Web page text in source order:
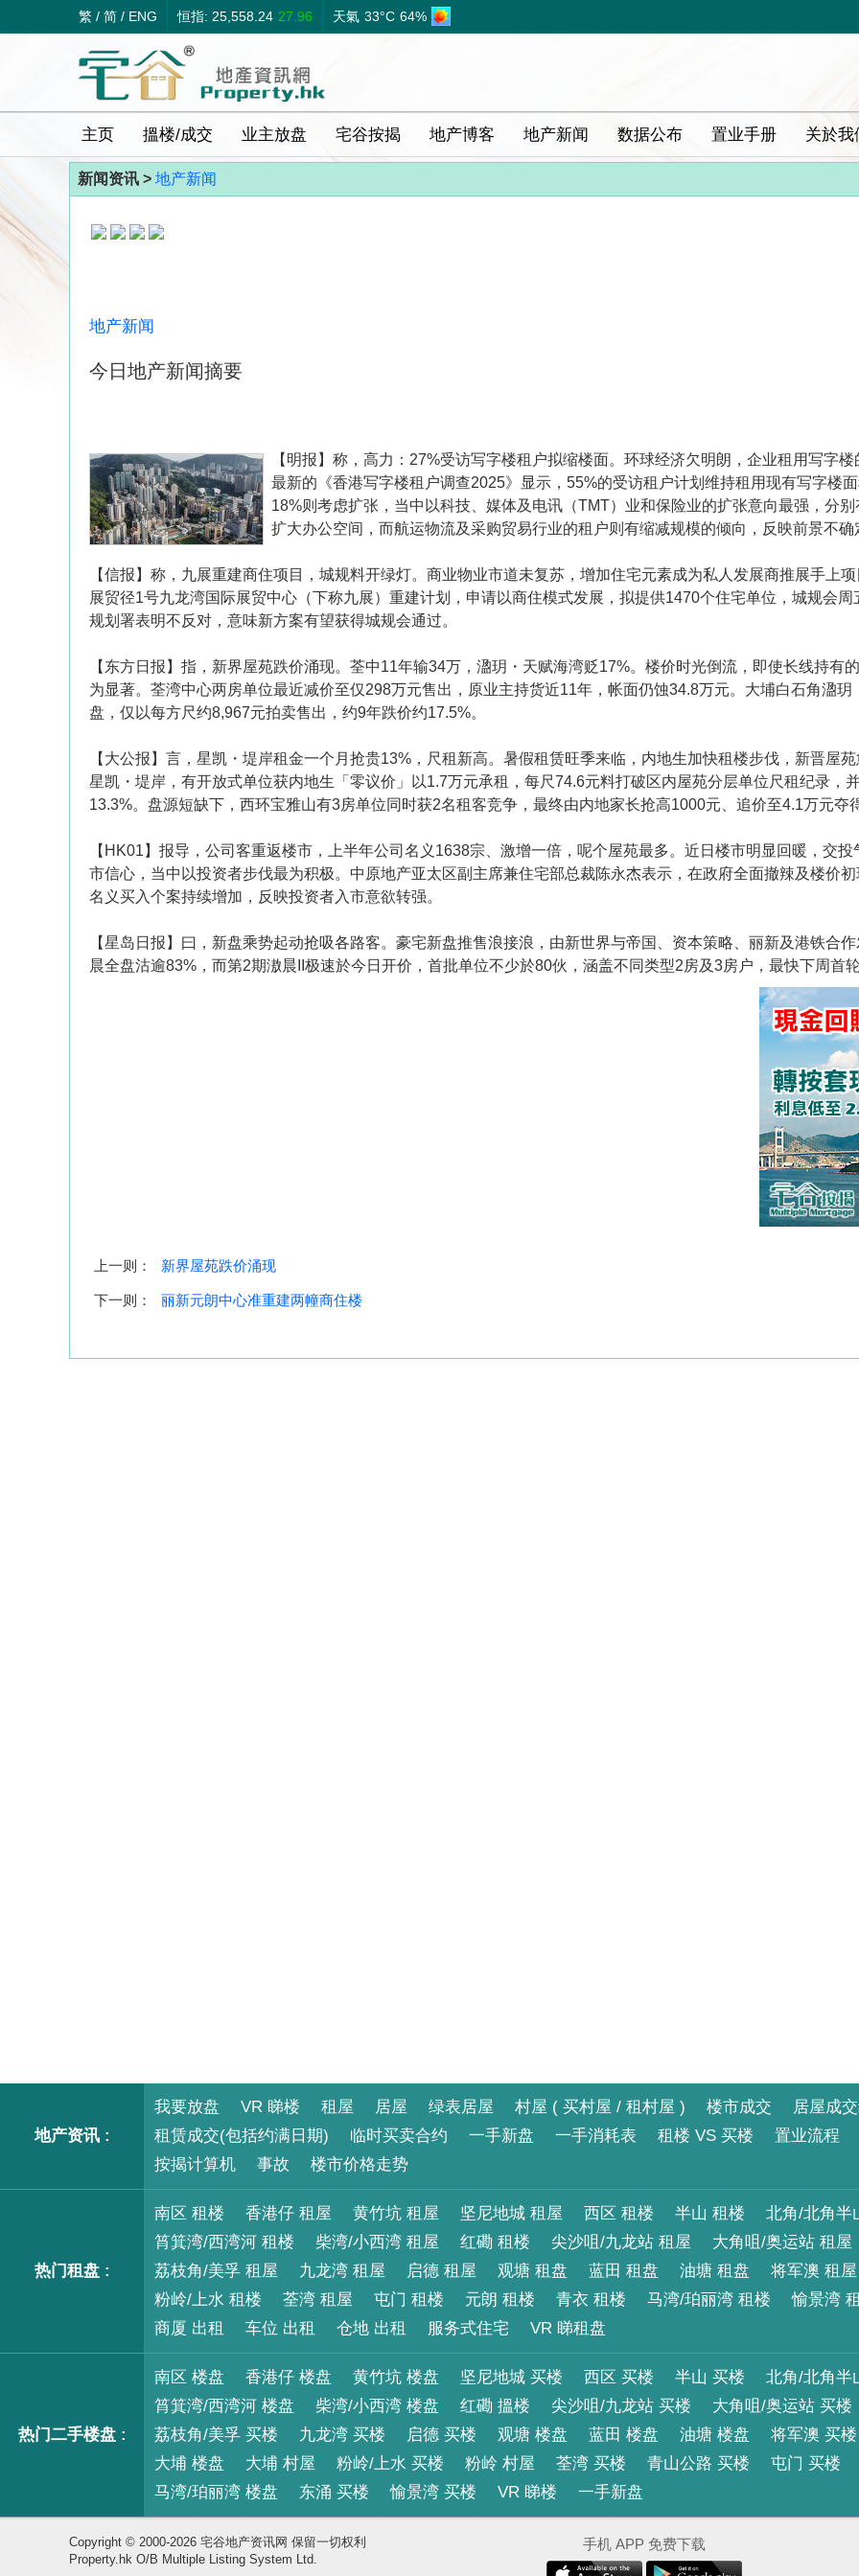
繁 / 简 / ENG 恒指: 25,558.24 27.96 天氣 33°C 64%
主页 搵楼/成交 业主放盘 宅谷按揭 地产博客 地产新闻 数据公布 置业手册 关於我
新闻资讯 > 地产新闻
地产新闻
今日地产新闻摘要
【明报】称，高力：27%受访写字楼租户拟缩楼面。环球经济欠明朗，企业租用写字
最新的《香港写字楼租户调查2025》显示，55%的受访租户计划维持租用现有写字楼
18%则考虑扩张，当中以科技、媒体及电讯（TMT）业和保险业的扩张意向最强，分
扩大办公空间，而航运物流及采购贸易行业的租户则有缩减规模的倾向，反映前景不确
【信报】称，九展重建商住项目，城规料开绿灯。商业物业市道未复苏，增加住宅元素成为私人发展商推展手上
展贸径1号九龙湾国际展贸中心（下称九展）重建计划，申请以商住模式发展，拟提供1470个住宅单位，城规会周
规划署表明不反对，意味新方案有望获得城规会通过。
【东方日报】指，新界屋苑跌价涌现。荃中11年输34万，溋玥・天赋海湾贬17%。楼价时光倒流，即使长线持有
为显著。荃湾中心两房单位最近减价至仅298万元售出，原业主持货近11年，帐面仍蚀34.8万元。大埔白石角溋玥
盘，仅以每方尺约8,967元拍卖售出，约9年跌价约17.5%。
【大公报】言，星凯・堤岸租金一个月抢贵13%，尺租新高。暑假租赁旺季来临，内地生加快租楼步伐，新晋屋
星凯・堤岸，有开放式单位获内地生「零议价」以1.7万元承租，每尺74.6元料打破区内屋苑分层单位尺租纪录，
13.3%。盘源短缺下，西环宝雅山有3房单位同时获2名租客竞争，最终由内地家长抢高1000元、追价至4.1万元夺
【HK01】报导，公司客重返楼市，上半年公司名义1638宗、激增一倍，呢个屋苑最多。近日楼市明显回暖，交
市信心，当中以投资者步伐最为积极。中原地产亚太区副主席兼住宅部总裁陈永杰表示，在政府全面撤辣及楼价
名义买入个案持续增加，反映投资者入市意欲转强。
【星岛日报】曰，新盘乘势起动抢吸各路客。豪宅新盘推售浪接浪，由新世界与帝国、资本策略、丽新及港铁合
晨全盘沽逾83%，而第2期滶晨II极速於今日开价，首批单位不少於80伙，涵盖不同类型2房及3房户，最快下周首轮
上一则： 新界屋苑跌价涌现
下一则： 丽新元朗中心准重建两幢商住楼
地产资讯 :
我要放盘 VR 睇楼 租屋 居屋 绿表居屋 村屋 ( 买村屋 / 租村屋 ) 楼市成交 居屋成
租赁成交(包括约满日期)
临时买卖合约 一手新盘 一手消耗表 租楼 VS 买楼 置业流程
按揭计算机
事故 楼市价格走势
热门租盘 :
南区 租楼 香港仔 租屋 黄竹坑 租屋 坚尼地城 租屋 西区 租楼 半山 租楼 北角/北角半
筲箕湾/西湾河 租楼
柴湾/小西湾 租屋 红磡 租楼 尖沙咀/九龙站 租屋 大角咀/奥运站 租屋
荔枝角/美孚 租屋
九龙湾 租屋 启德 租屋 观塘 租盘 蓝田 租盘 油塘 租盘 将军澳 租屋
粉岭/上水 租楼
荃湾 租屋 屯门 租楼 元朗 租楼 青衣 租楼 马湾/珀丽湾 租楼 愉景湾
商厦 出租
车位 出租 仓地 出租 服务式住宅 VR 睇租盘
热门二手楼盘 :
南区 楼盘 香港仔 楼盘 黄竹坑 楼盘 坚尼地城 买楼 西区 买楼 半山 买楼 北角/北角半
筲箕湾/西湾河 楼盘
柴湾/小西湾 楼盘 红磡 搵楼 尖沙咀/九龙站 买楼 大角咀/奥运站 买楼
荔枝角/美孚 买楼
九龙湾 买楼 启德 买楼 观塘 楼盘 蓝田 楼盘 油塘 楼盘 将军澳 买楼
大埔 楼盘
大埔 村屋 粉岭/上水 买楼 粉岭 村屋 荃湾 买楼 青山公路 买楼 屯门 买楼
马湾/珀丽湾 楼盘
东涌 买楼 愉景湾 买楼 VR 睇楼 一手新盘
Copyright © 2000-2026 宅谷地产资讯网 保留一切权利
Property.hk O/B Multiple Listing System Ltd.
手机 APP 免费下载